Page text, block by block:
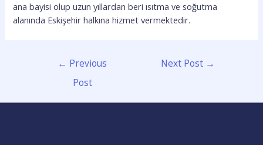
ana bayisi olup uzun yıllardan beri ısıtma ve soğutma
alanında Eskişehir halkına hizmet vermektedir.
← Previous
Post
Next Post →